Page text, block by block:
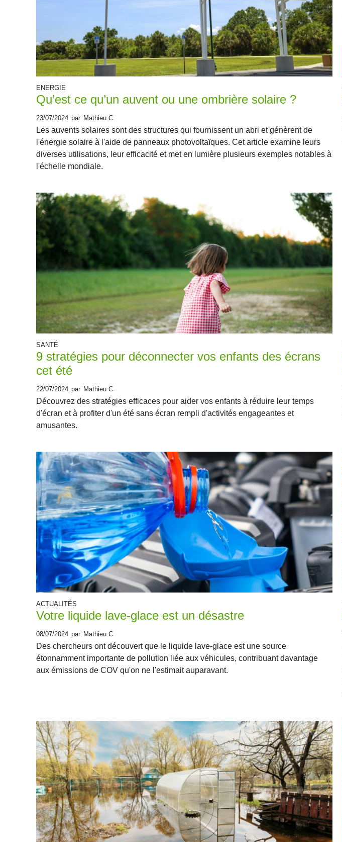
ENERGIE
Qu’est ce qu’un auvent ou une ombrière solaire ?
23/07/2024 par Mathieu C
Les auvents solaires sont des structures qui fournissent un abri et génèrent de
l'énergie solaire à l'aide de panneaux photovoltaïques. Cet article examine leurs
diverses utilisations, leur efficacité et met en lumière plusieurs exemples notables à
l'échelle mondiale.
SANTÉ
9 stratégies pour déconnecter vos enfants des écrans
cet été
22/07/2024 par Mathieu C
Découvrez des stratégies efficaces pour aider vos enfants à réduire leur temps
d'écran et à profiter d'un été sans écran rempli d'activités engageantes et
amusantes.
ACTUALITÉS
Votre liquide lave-glace est un désastre
08/07/2024 par Mathieu C
Des chercheurs ont découvert que le liquide lave-glace est une source
étonnamment importante de pollution liée aux véhicules, contribuant davantage
aux émissions de COV qu'on ne l'estimait auparavant.